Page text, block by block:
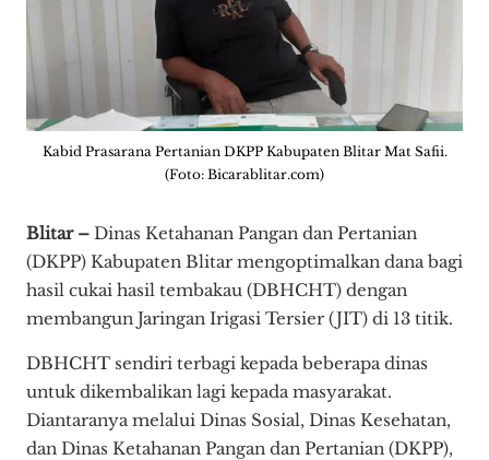
Kabid Prasarana Pertanian DKPP Kabupaten Blitar Mat Safii.
(Foto: Bicarablitar.com)
Blitar – Dinas Ketahanan Pangan dan Pertanian
(DKPP) Kabupaten Blitar mengoptimalkan dana bagi
hasil cukai hasil tembakau (DBHCHT) dengan
membangun Jaringan Irigasi Tersier (JIT) di 13 titik.
DBHCHT sendiri terbagi kepada beberapa dinas
untuk dikembalikan lagi kepada masyarakat.
Diantaranya melalui Dinas Sosial, Dinas Kesehatan,
dan Dinas Ketahanan Pangan dan Pertanian (DKPP),